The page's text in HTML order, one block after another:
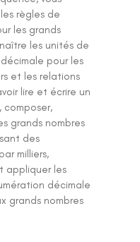
règles de
les grands
les unités de
pour les
et les relations
lire et écrire un
composer,
grands nombres
des
milliers,
appliquer les
décimale
grands nombres